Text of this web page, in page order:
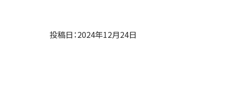
投稿日：2024年12月24日